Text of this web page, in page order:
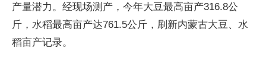
产量潜力。经现场测产，今年大豆最高亩产316.8公
斤，水稻最高亩产达761.5公斤，刷新内蒙古大豆、水
稻亩产记录。